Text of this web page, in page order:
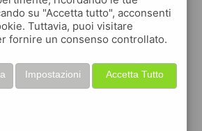
su "Accetta tutto", acconsenti
Tuttavia, puoi visitare
fornire un consenso controllato.
Accetta Tutto
Impostazioni